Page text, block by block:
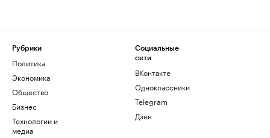
Рубрики
Политика
Экономика
Общество
Бизнес
Технологии и
медиа
Социальные
сети
ВКонтакте
Одноклассники
Telegram
Дзен